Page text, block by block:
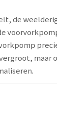
de
maar